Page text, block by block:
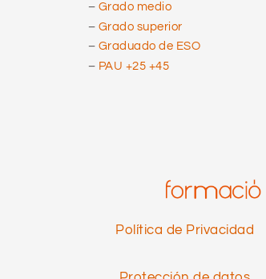
– Grado medio
– Grado superior
– Graduado de ESO
– PAU +25 +45
Política de Privacidad